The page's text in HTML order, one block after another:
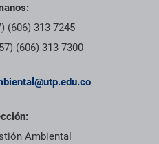
(606) 313 7245
(606) 313 7300
Ambiental